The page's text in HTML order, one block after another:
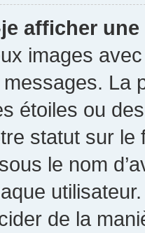
afficher
images
La
étoiles ou
statut sur
le nom
utilisateur.
de la